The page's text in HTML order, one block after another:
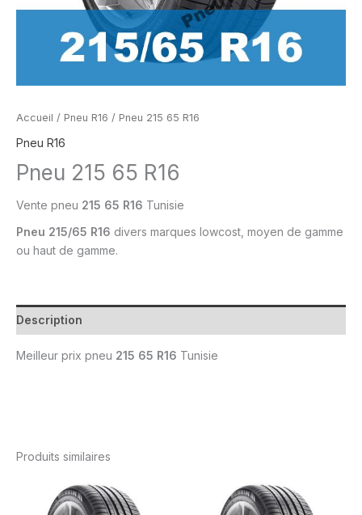
Accueil / Pneu R16 / Pneu 215 65 R16
Pneu R16
Pneu 215 65 R16
Vente pneu 215 65 R16 Tunisie
Pneu 215/65 R16 divers marques lowcost, moyen de gamme
ou haut de gamme.
Description
Meilleur prix pneu 215 65 R16 Tunisie
Produits similaires